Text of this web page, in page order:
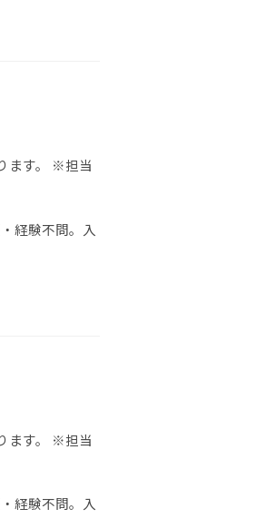
ます。 ※担当
経験不問。入
ます。 ※担当
経験不問。入